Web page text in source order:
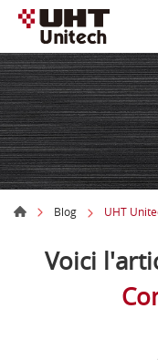
Blog UHT
Voici